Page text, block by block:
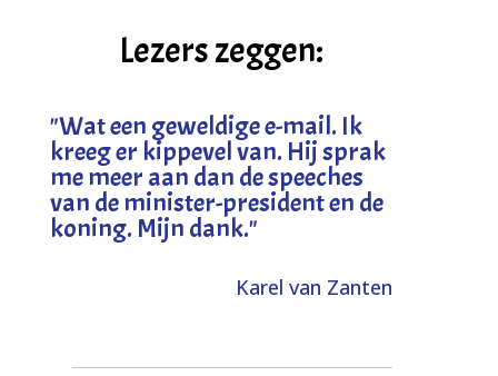
Lezers zeggen:
"Wat een geweldige e-mail. Ik
kreeg er kippevel van. Hij sprak
me meer aan dan de speeches
van de minister-president en de
koning. Mijn dank."
Karel van Zanten